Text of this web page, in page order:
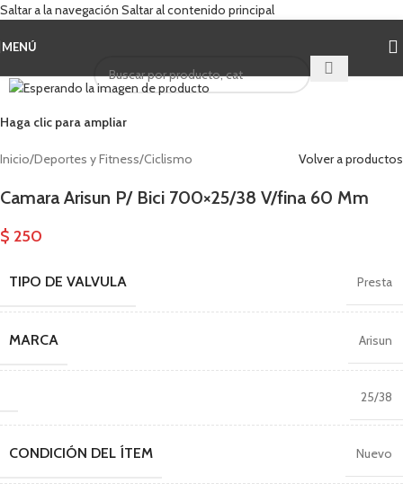
Saltar a la navegación Saltar al contenido principal
MENÚ
Cuando hay
Haga clic para ampliar
Inicio/Deportes y Fitness/Ciclismo Volver a productos
Camara Arisun P/ Bici 700×25/38 V/fina 60 Mm
$ 250
TIPO DE VALVULA Presta
MARCA Arisun
25/38
CONDICIÓN DEL ÍTEM Nuevo